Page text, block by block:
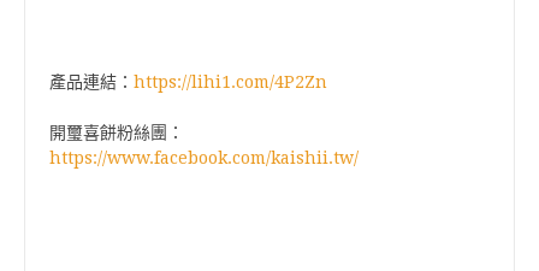
產品連結： https://lihi1.com/4P2Zn
開璽喜餅粉絲團：
https://www.facebook.com/kaishii.tw/